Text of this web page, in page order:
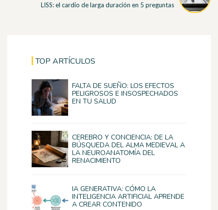
LISS: el cardio de larga duración en 5 preguntas
TOP ARTÍCULOS
FALTA DE SUEÑO: LOS EFECTOS
PELIGROSOS E INSOSPECHADOS
EN TU SALUD
CEREBRO Y CONCIENCIA: DE LA
BÚSQUEDA DEL ALMA MEDIEVAL A
LA NEUROANATOMÍA DEL
RENACIMIENTO
IA GENERATIVA: CÓMO LA
INTELIGENCIA ARTIFICIAL APRENDE
A CREAR CONTENIDO